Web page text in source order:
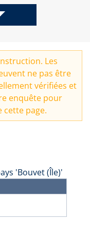
Les
ne pas être
vérifiées et
enquête pour
cette page.
'Bouvet (Île)'